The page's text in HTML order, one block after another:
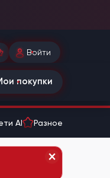
Войти
покупки
AI Разное